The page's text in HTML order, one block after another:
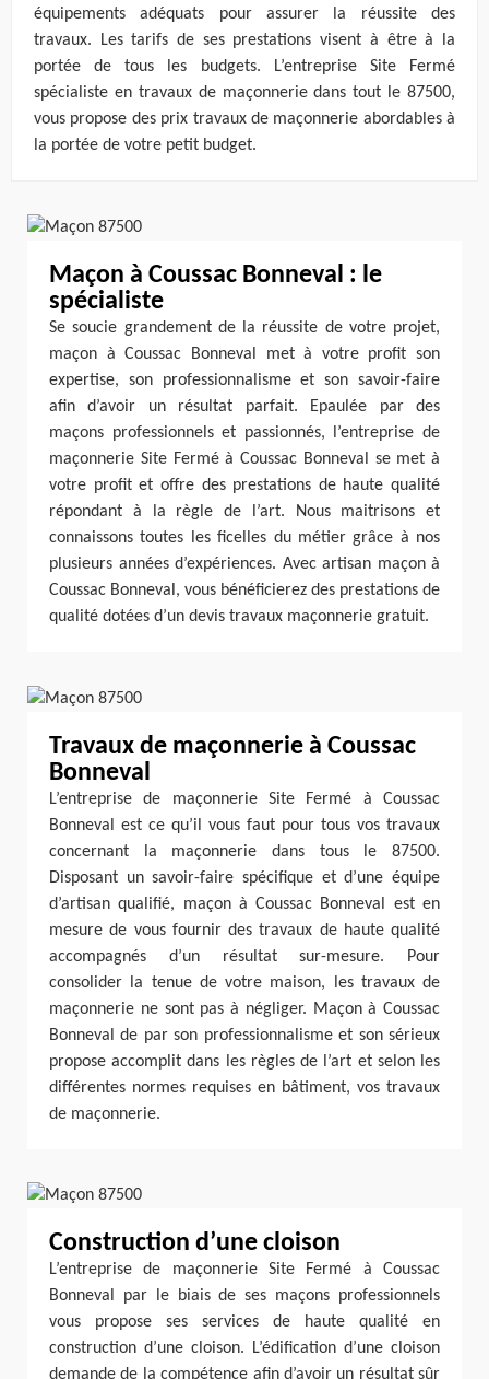
équipements adéquats pour assurer la réussite des
travaux. Les tarifs de ses prestations visent à être à la
portée de tous les budgets. L’entreprise Site Fermé
spécialiste en travaux de maçonnerie dans tout le 87500,
vous propose des prix travaux de maçonnerie abordables à
la portée de votre petit budget.
Maçon à Coussac Bonneval : le
spécialiste
Se soucie grandement de la réussite de votre projet,
maçon à Coussac Bonneval met à votre profit son
expertise, son professionnalisme et son savoir-faire
afin d’avoir un résultat parfait. Epaulée par des
maçons professionnels et passionnés, l’entreprise de
maçonnerie Site Fermé à Coussac Bonneval se met à
votre profit et offre des prestations de haute qualité
répondant à la règle de l’art. Nous maitrisons et
connaissons toutes les ficelles du métier grâce à nos
plusieurs années d’expériences. Avec artisan maçon à
Coussac Bonneval, vous bénéficierez des prestations de
qualité dotées d’un devis travaux maçonnerie gratuit.
Travaux de maçonnerie à Coussac
Bonneval
L’entreprise de maçonnerie Site Fermé à Coussac
Bonneval est ce qu’il vous faut pour tous vos travaux
concernant la maçonnerie dans tous le 87500.
Disposant un savoir-faire spécifique et d’une équipe
d’artisan qualifié, maçon à Coussac Bonneval est en
mesure de vous fournir des travaux de haute qualité
accompagnés d’un résultat sur-mesure. Pour
consolider la tenue de votre maison, les travaux de
maçonnerie ne sont pas à négliger. Maçon à Coussac
Bonneval de par son professionnalisme et son sérieux
propose accomplit dans les règles de l’art et selon les
différentes normes requises en bâtiment, vos travaux
de maçonnerie.
Construction d’une cloison
L’entreprise de maçonnerie Site Fermé à Coussac
Bonneval par le biais de ses maçons professionnels
vous propose ses services de haute qualité en
construction d’une cloison. L’édification d’une cloison
demande de la compétence afin d’avoir un résultat sûr